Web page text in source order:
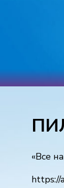
«Все
https://